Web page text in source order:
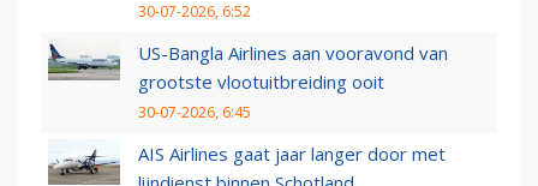
30-07-2026, 6:52
US-Bangla Airlines aan vooravond van
grootste vlootuitbreiding ooit
30-07-2026, 6:45
AIS Airlines gaat jaar langer door met